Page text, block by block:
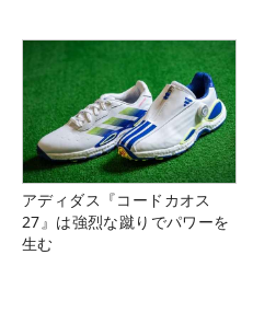
アディダス『コードカオス
27』は強烈な蹴りでパワーを
生む